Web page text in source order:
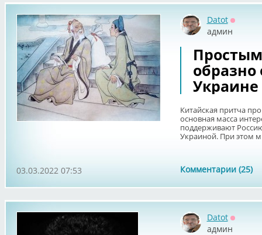
Datot
админ
Украине
Китайская притча
основная масса
поддерживают
Украиной. При этом
Комментарии (25)
03.03.2022 07:53
Datot
админ